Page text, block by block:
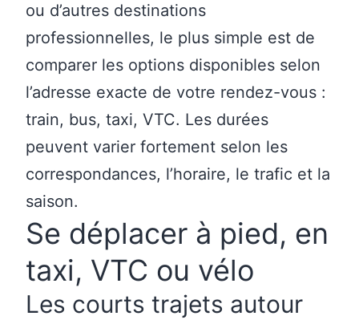
ou d’autres destinations
professionnelles, le plus simple est de
comparer les options disponibles selon
l’adresse exacte de votre rendez-vous :
train, bus, taxi, VTC. Les durées
peuvent varier fortement selon les
correspondances, l’horaire, le trafic et la
saison.
Se déplacer à pied, en
taxi, VTC ou vélo
Les courts trajets autour